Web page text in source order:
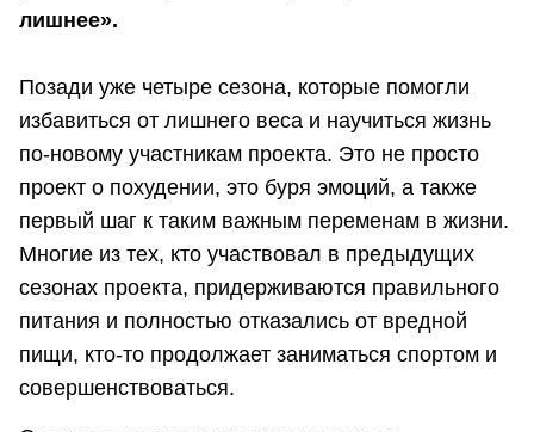
лишнее».
Позади уже четыре сезона, которые помогли
избавиться от лишнего веса и научиться жизнь
по-новому участникам проекта. Это не просто
проект о похудении, это буря эмоций, а также
первый шаг к таким важным переменам в жизни.
Многие из тех, кто участвовал в предыдущих
сезонах проекта, придерживаются правильного
питания и полностью отказались от вредной
пищи, кто-то продолжает заниматься спортом и
совершенствоваться.